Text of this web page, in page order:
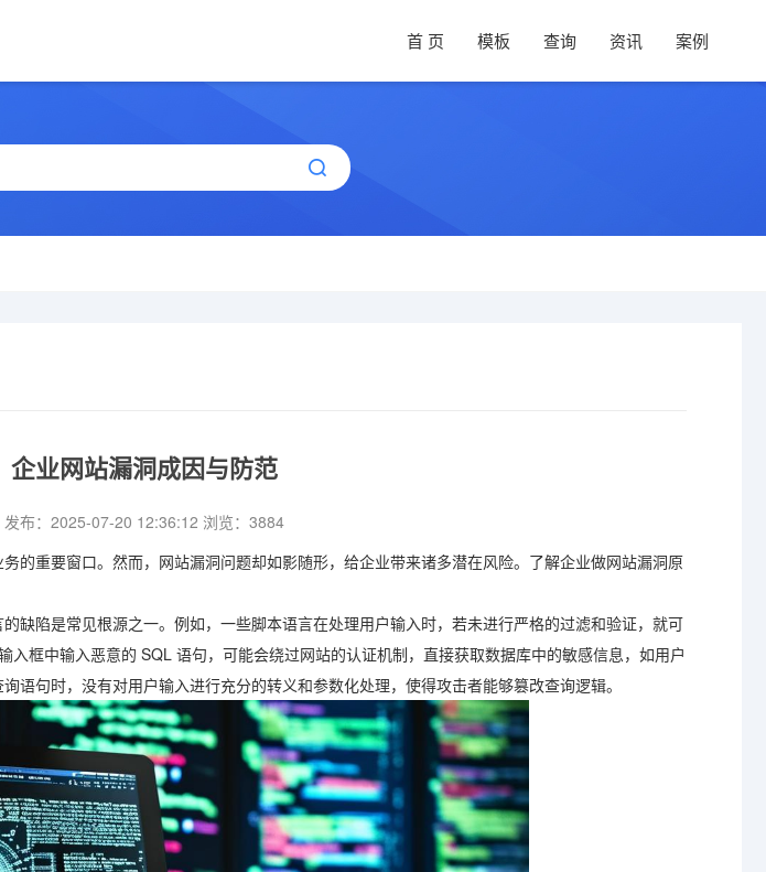
首 页 模板 查询 资讯 案例
企业网站漏洞成因与防范
发布：2025-07-20 12:36:12 浏览：3884
的重要窗口。然而，网站漏洞问题却如影随形，给企业带来诸多潜在风险。了解企业做网站漏洞原
缺陷是常见根源之一。例如，一些脚本语言在处理用户输入时，若未进行严格的过滤和验证，就可
框中输入恶意的 SQL 语句，可能会绕过网站的认证机制，直接获取数据库中的敏感信息，如用户
语句时，没有对用户输入进行充分的转义和参数化处理，使得攻击者能够篡改查询逻辑。